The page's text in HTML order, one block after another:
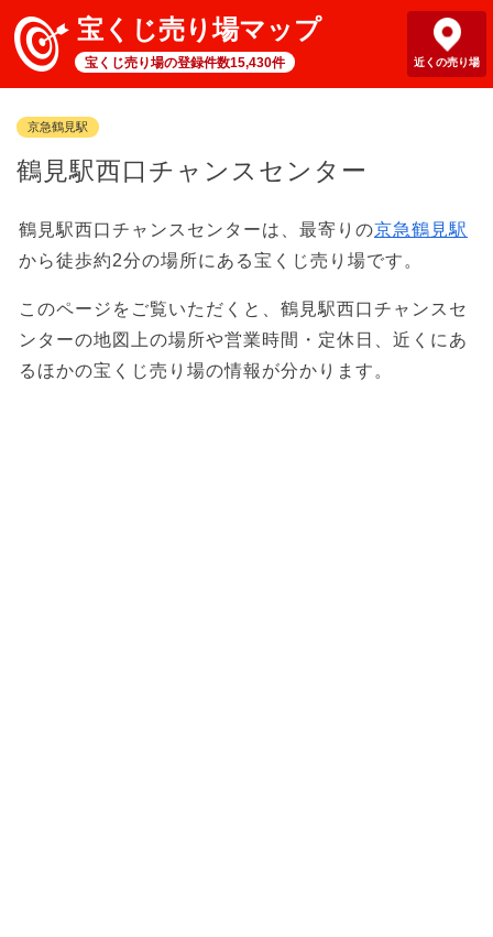
宝くじ売り場マップ
宝くじ売り場の登録件数15,430件 近くの売り場
京急鶴見駅
鶴見駅西口チャンスセンター
鶴見駅西口チャンスセンターは、最寄りの京急鶴見駅
から徒歩約2分の場所にある宝くじ売り場です。
このページをご覧いただくと、鶴見駅西口チャンスセ
ンターの地図上の場所や営業時間・定休日、近くにあ
るほかの宝くじ売り場の情報が分かります。